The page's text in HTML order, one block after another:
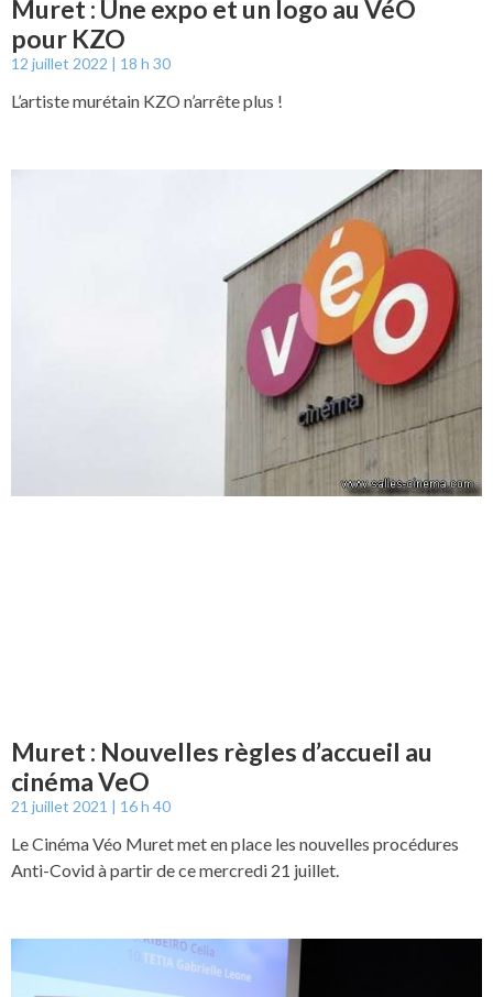
Muret : Une expo et un logo au VéO
pour KZO
12 juillet 2022 18 h 30
L’artiste murétain KZO n’arrête plus !
Muret : Nouvelles règles d’accueil au
cinéma VeO
21 juillet 2021 16 h 40
Le Cinéma Véo Muret met en place les nouvelles procédures
Anti-Covid à partir de ce mercredi 21 juillet.